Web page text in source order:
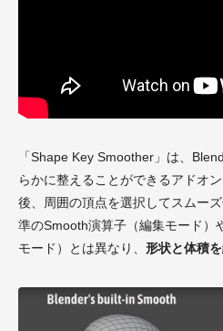
「Shape Key Smoother」は、
らかに整えることができるアドオ
後、周囲の頂点を選択してスムー
準のSmooth演算子（編集モード）
モード）とは異なり、 形状と体積